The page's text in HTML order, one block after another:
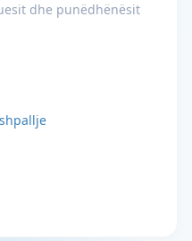
dhe punëdhënësit